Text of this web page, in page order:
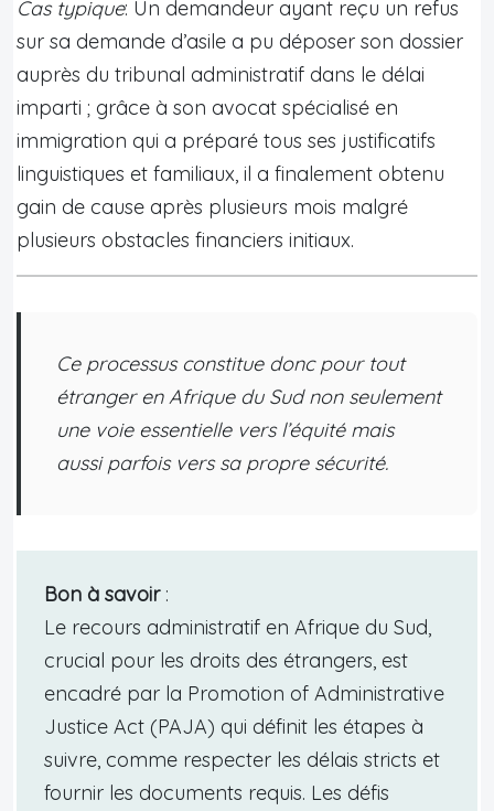
Cas typique: Un demandeur ayant reçu un refus
sur sa demande d’asile a pu déposer son dossier
auprès du tribunal administratif dans le délai
imparti ; grâce à son avocat spécialisé en
immigration qui a préparé tous ses justificatifs
linguistiques et familiaux, il a finalement obtenu
gain de cause après plusieurs mois malgré
plusieurs obstacles financiers initiaux.
Ce processus constitue donc pour tout
étranger en Afrique du Sud non seulement
une voie essentielle vers l’équité mais
aussi parfois vers sa propre sécurité.
Bon à savoir:
Le recours administratif en Afrique du Sud,
crucial pour les droits des étrangers, est
encadré par la Promotion of Administrative
Justice Act (PAJA) qui définit les étapes à
suivre, comme respecter les délais stricts et
fournir les documents requis. Les défis